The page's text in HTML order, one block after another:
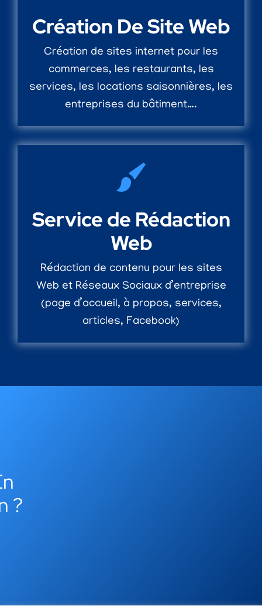
Création De Site Web
Création de sites internet pour les
commerces, les restaurants, les
services, les locations saisonnières, les
entreprises du bâtiment….
Service de Rédaction
Web
Rédaction de contenu pour les sites
Web et Réseaux Sociaux d’entreprise
(page d’accueil, à propos, services,
articles, Facebook)
?